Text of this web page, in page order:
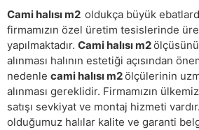
Cami halısı m2 oldukça büyük
firmamızın özel üretim tesislerinde
yapılmaktadır. Cami halısı m2
alınması halının estetiği açısından
nedenle cami halısı m2ölçülerinin
alınması gereklidir. Firmamızın
satışı sevkiyat ve montaj hizmeti vardır.
olduğumuz halılar kalite ve garanti